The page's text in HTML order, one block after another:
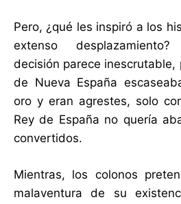
Pero, ¿qué les inspiró a los
extenso
decisión parece inescrutable,
de Nueva España
oro y eran agrestes, solo
Rey de España no quería
convertidos.
Mientras, los colonos
malaventura de su